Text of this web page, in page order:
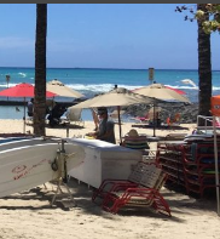
ー